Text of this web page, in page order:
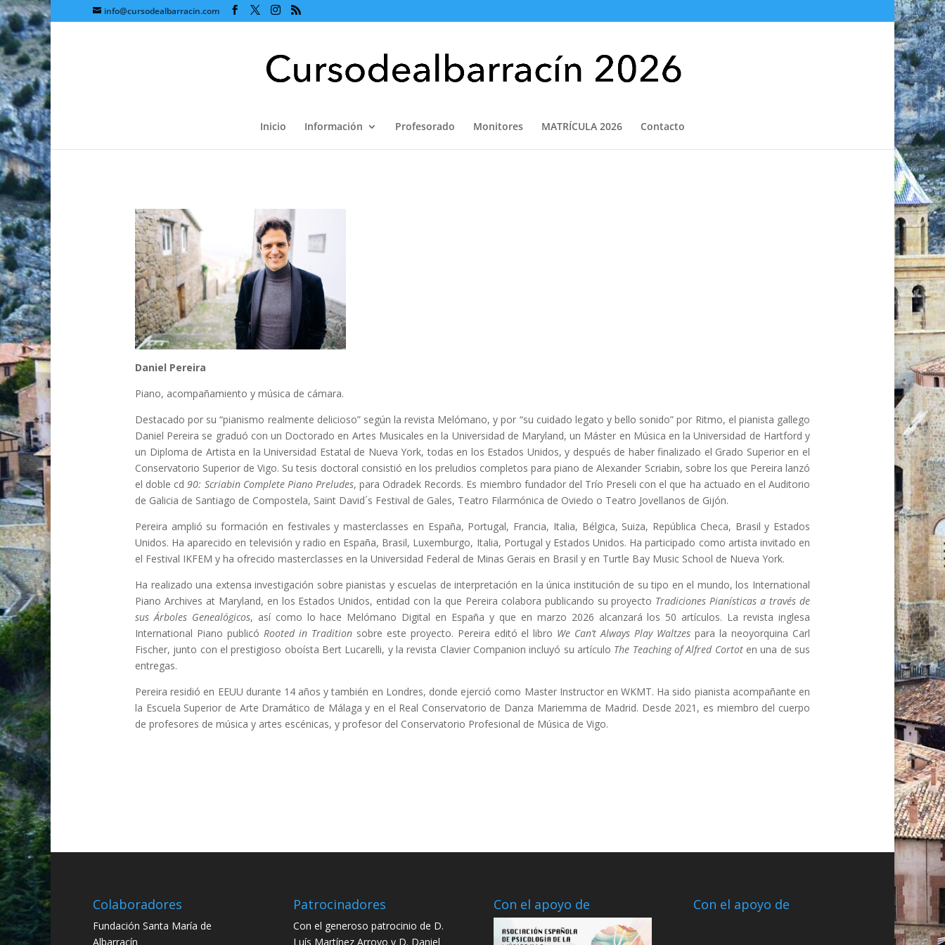
info@cursodealbarracin.com
Inicio Información Profesorado Monitores MATRÍCULA 2026 Contacto
Daniel Pereira
Piano, acompañamiento y música de cámara.
Destacado por su “pianismo realmente delicioso” según la revista Melómano, y por “su cuidado legato y bello sonido” por Ritmo, el pianista gallego
Daniel Pereira se graduó con un Doctorado en Artes Musicales en la Universidad de Maryland, un Máster en Música en la Universidad de Hartford y
un Diploma de Artista en la Universidad Estatal de Nueva York, todas en los Estados Unidos, y después de haber finalizado el Grado Superior en el
Conservatorio Superior de Vigo. Su tesis doctoral consistió en los preludios completos para piano de Alexander Scriabin, sobre los que Pereira lanzó
el doble cd90: Scriabin Complete Piano Preludes, para Odradek Records. Es miembro fundador del Trío Preseli con el que ha actuado en el Auditorio
de Galicia de Santiago de Compostela, Saint David´s Festival de Gales, Teatro Filarmónica de Oviedo o Teatro Jovellanos de Gijón.
Pereira amplió su formación en festivales y masterclasses en España, Portugal, Francia, Italia, Bélgica, Suiza, República Checa, Brasil y Estados
Unidos. Ha aparecido en televisión y radio en España, Brasil, Luxemburgo, Italia, Portugal y Estados Unidos. Ha participado como artista invitado en
el Festival IKFEM y ha ofrecido masterclasses en la Universidad Federal de Minas Gerais en Brasil y en Turtle Bay Music School de Nueva York.
Ha realizado una extensa investigación sobre pianistas y escuelas de interpretación en la única institución de su tipo en el mundo, los International
Piano Archives at Maryland, en los Estados Unidos, entidad con la que Pereira colabora publicando su proyecto Tradiciones Pianísticas a través de
sus Árboles Genealógicos, así como lo hace Melómano Digital en España y que en marzo 2026 alcanzará los 50 artículos. La revista inglesa
International Piano publicó Rooted in Traditionsobre este proyecto. Pereira editó el libro We Can’t Always Play Waltzes para la neoyorquina Carl
Fischer, junto con el prestigioso oboísta Bert Lucarelli, y la revista Clavier Companion incluyó su artículo The Teaching of Alfred Cortoten una de sus
entregas.
Pereira residió en EEUU durante 14 años y también en Londres, donde ejerció como Master Instructor en WKMT. Ha sido pianista acompañante en
la Escuela Superior de Arte Dramático de Málaga y en el Real Conservatorio de Danza Mariemma de Madrid. Desde 2021, es miembro del cuerpo
de profesores de música y artes escénicas, y profesor del Conservatorio Profesional de Música de Vigo.
Colaboradores
Fundación Santa María de
Albarracín
Patrocinadores
Con el generoso patrocinio de D.
Luís Martínez Arroyo y D. Daniel
Con el apoyo de Con el apoyo de